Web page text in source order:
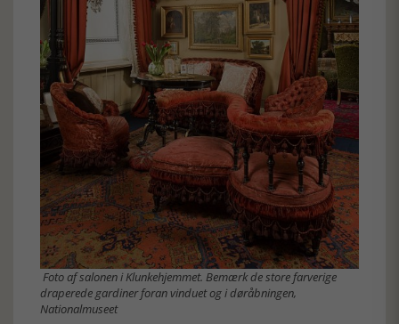
Foto af salonen i Klunkehjemmet. Bemærk de store farverige
draperede gardiner foran vinduet og i døråbningen,
Nationalmuseet